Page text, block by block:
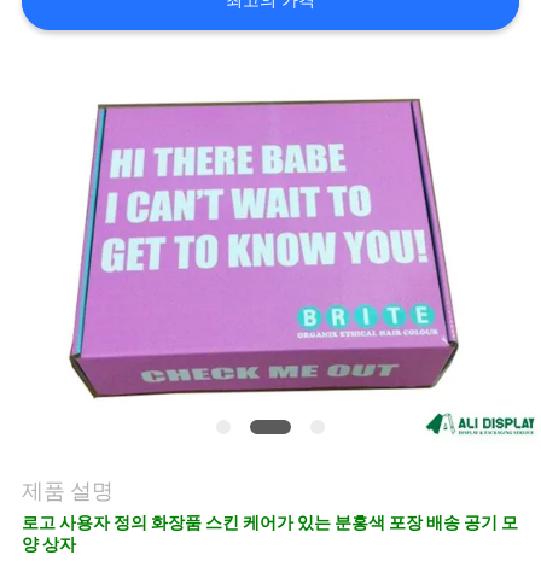
질
회
를
제품 설명
로고 사용자 정의 화장품 스킨 케어가 있는 분홍색 포장 배송 공기 모
양 상자